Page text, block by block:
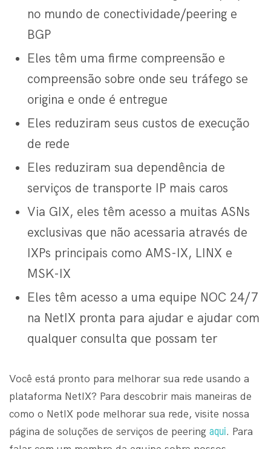
no mundo de conectividade/peering e
BGP
Eles têm uma firme compreensão e
compreensão sobre onde seu tráfego se
origina e onde é entregue
Eles reduziram seus custos de execução
de rede
Eles reduziram sua dependência de
serviços de transporte IP mais caros
Via GIX, eles têm acesso a muitas ASNs
exclusivas que não acessaria através de
IXPs principais como AMS-IX, LINX e
MSK-IX
Eles têm acesso a uma equipe NOC 24/7
na NetIX pronta para ajudar e ajudar com
qualquer consulta que possam ter
Você está pronto para melhorar sua rede usando a
plataforma NetIX? Para descobrir mais maneiras de
como o NetIX pode melhorar sua rede, visite nossa
página de soluções de serviços de peering aqui. Para